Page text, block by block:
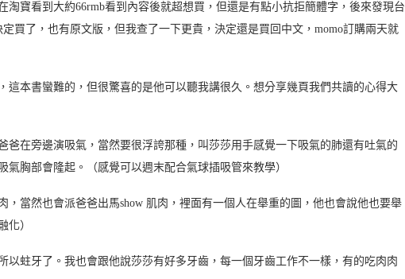
淘寶看到大約66rmb看到內容後就超想買，但還是有點小抗拒簡體字，後來發現台
買了，也有原文版，但我查了一下更貴，決定還是買回中文，momo訂購兩天就
這本書蠻難的，但很驚喜的是他可以聽我講很久。想分享幾頁我們共讀的心得大
爸在旁邊演吸氣，當然要很浮誇那種，叫莎莎用手感覺一下吸氣的肺還有吐氣的
胸部會隆起。（感覺可以週末配合氣球插吸管來教學）
，當然也會派爸爸出馬show 肌肉，裡面有一個人在舉重的圖，他也會說他也要舉
化）
以蛀牙了。我也會跟他說莎莎有好多牙齒，每一個牙齒工作不一樣，有的吃肉肉